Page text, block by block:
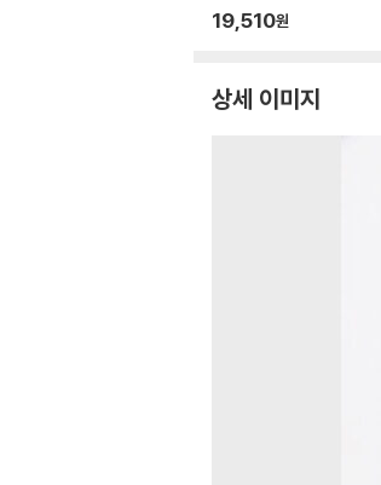
19,510원
상세 이미지